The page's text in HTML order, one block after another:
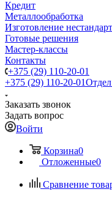
Кредит
Металлообработка
Изготовление
Готовые решения
Мастер-классы
Контакты
+375 (29) 110-20-01
+375 (29) 110-20-01
Заказать звонок
Задать вопрос
Войти
Корзина0
Отложенные0
Сравнение